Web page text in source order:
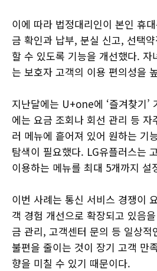
이에 따라 법정대리인이 본인 휴
금 확인과 납부, 분실 신고, 선택
할 수 있도록 기능을 개선했다.
는 보호자 고객의 이용 편의성을
지난달에는 U+one에 ‘즐겨찾기’
에는 요금 조회나 회선 관리 등 자
러 메뉴에 흩어져 있어 원하는 기
탐색이 필요했다. LG유플러스는
이용하는 메뉴를 최대 5개까지 설
이번 사례는 통신 서비스 경쟁이
객 경험 개선으로 확장되고 있음
금 관리, 고객센터 문의 등 일상적
불편을 줄이는 것이 장기 고객 만
향을 미칠 수 있기 때문이다.